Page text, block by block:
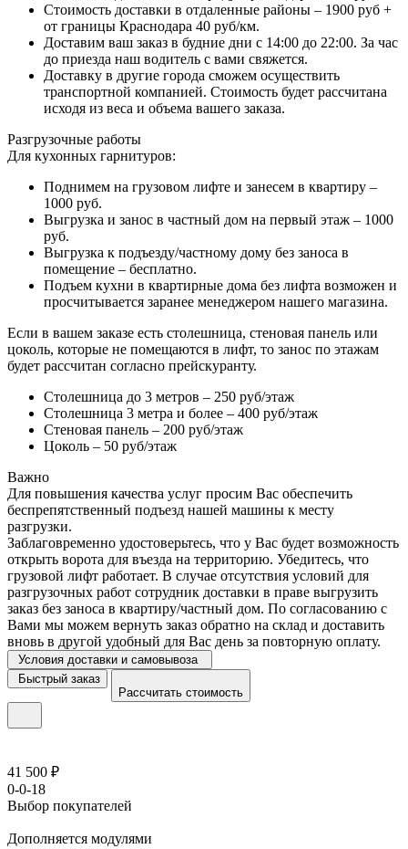
Стоимость доставки в отдаленные районы – 1900 руб +
от границы Краснодара 40 руб/км.
Доставим ваш заказ в будние дни с 14:00 до 22:00. За час
до приезда наш водитель с вами свяжется.
Доставку в другие города сможем осуществить
транспортной компанией. Стоимость будет рассчитана
исходя из веса и объема вашего заказа.
Разгрузочные работы
Для кухонных гарнитуров:
Поднимем на грузовом лифте и занесем в квартиру –
1000 руб.
Выгрузка и занос в частный дом на первый этаж – 1000
руб.
Выгрузка к подъезду/частному дому без заноса в
помещение – бесплатно.
Подъем кухни в квартирные дома без лифта возможен и
просчитывается заранее менеджером нашего магазина.
Если в вашем заказе есть столешница, стеновая панель или
цоколь, которые не помещаются в лифт, то занос по этажам
будет рассчитан согласно прейскуранту.
Столешница до 3 метров – 250 руб/этаж
Столешница 3 метра и более – 400 руб/этаж
Стеновая панель – 200 руб/этаж
Цоколь – 50 руб/этаж
Важно
Для повышения качества услуг просим Вас обеспечить
беспрепятственный подъезд нашей машины к месту
разгрузки.
Заблаговременно удостоверьтесь, что у Вас будет возможность
открыть ворота для въезда на территорию. Убедитесь, что
грузовой лифт работает. В случае отсутствия условий для
разгрузочных работ сотрудник доставки в праве выгрузить
заказ без заноса в квартиру/частный дом. По согласованию с
Вами мы можем вернуть заказ обратно на склад и доставить
вновь в другой удобный для Вас день за повторную оплату.
Условия доставки и самовывоза
Быстрый заказ
Рассчитать стоимость
41 500 ₽
0-0-18
Выбор покупателей
Дополняется модулями